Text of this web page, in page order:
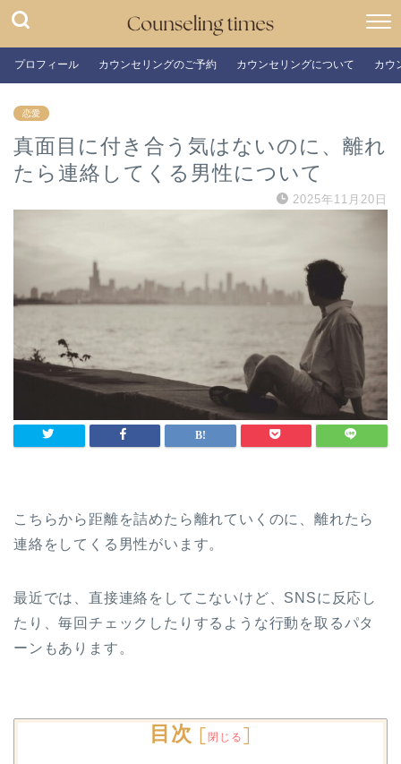
プロフィール カウンセリングのご予約 カウンセリングについて カウ
恋愛
真面目に付き合う気はないのに、離れ
たら連絡してくる男性について
2025年11月20日
こちらから距離を詰めたら離れていくのに、離れたら
連絡をしてくる男性がいます。
最近では、直接連絡をしてこないけど、SNSに反応し
たり、毎回チェックしたりするような行動を取るパタ
ーンもあります。
目次 [閉じる ]